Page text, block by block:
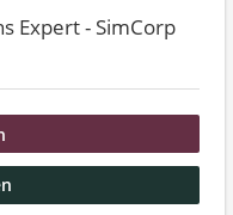
Expert - SimCorp